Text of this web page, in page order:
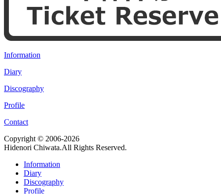
Information
Diary
Discography
Profile
Contact
Copyright © 2006-2026
Hidenori Chiwata.All Rights Reserved.
Information
Diary
Discography
Profile